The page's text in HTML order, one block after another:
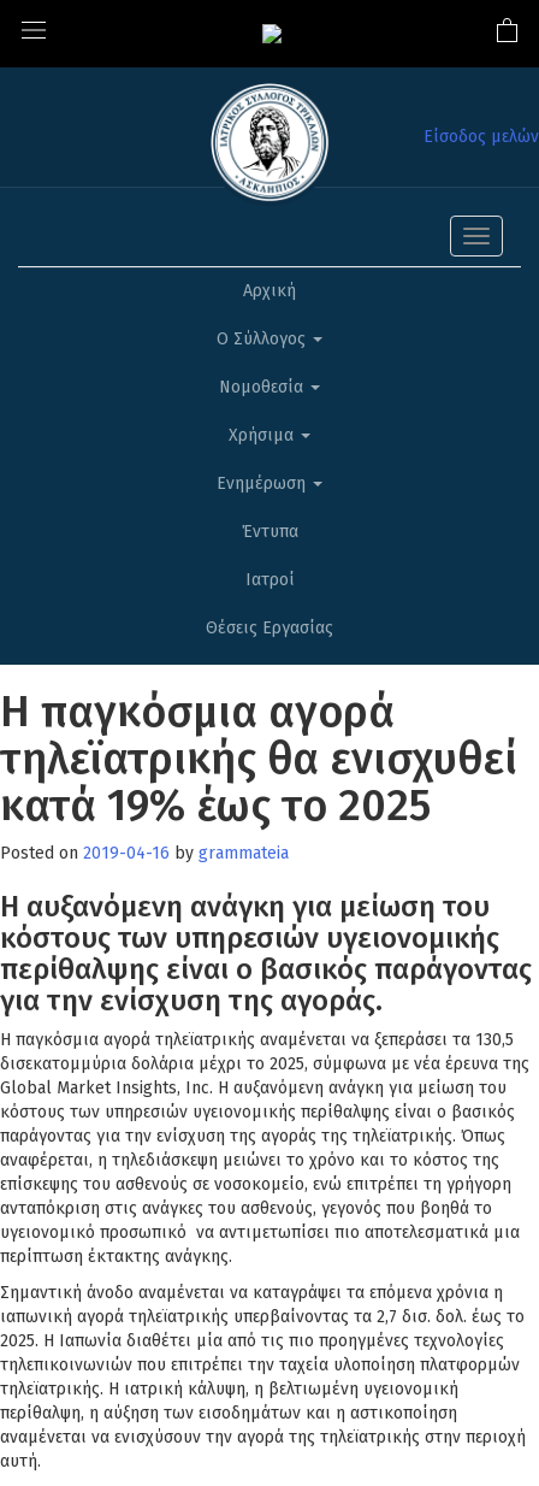
Είσοδος μελών
Toggle
Αρχική
Ο Σύλλογος
Νομοθεσία
Χρήσιμα
Ενημέρωση
Έντυπα
Ιατροί
Θέσεις Εργασίας
Η παγκόσμια αγορά
τηλεϊατρικής θα ενισχυθεί
κατά 19% έως το 2025
Posted on 2019-04-16 by grammateia
Η αυξανόμενη ανάγκη για μείωση του
κόστους των υπηρεσιών υγειονομικής
περίθαλψης είναι ο βασικός παράγοντας
για την ενίσχυση της αγοράς.
Η παγκόσμια αγορά τηλεϊατρικής αναμένεται να ξεπεράσει τα 130,5
δισεκατομμύρια δολάρια μέχρι το 2025, σύμφωνα με νέα έρευνα της
Global Market Insights, Inc. Η αυξανόμενη ανάγκη για μείωση του
κόστους των υπηρεσιών υγειονομικής περίθαλψης είναι ο βασικός
παράγοντας για την ενίσχυση της αγοράς της τηλεϊατρικής. Όπως
αναφέρεται, η τηλεδιάσκεψη μειώνει το χρόνο και το κόστος της
επίσκεψης του ασθενούς σε νοσοκομείο, ενώ επιτρέπει τη γρήγορη
ανταπόκριση στις ανάγκες του ασθενούς, γεγονός που βοηθά το
υγειονομικό προσωπικό να αντιμετωπίσει πιο αποτελεσματικά μια
περίπτωση έκτακτης ανάγκης.
Σημαντική άνοδο αναμένεται να καταγράψει τα επόμενα χρόνια η
ιαπωνική αγορά τηλεϊατρικής υπερβαίνοντας τα 2,7 δισ. δολ. έως το
2025. Η Ιαπωνία διαθέτει μία από τις πιο προηγμένες τεχνολογίες
τηλεπικοινωνιών που επιτρέπει την ταχεία υλοποίηση πλατφορμών
τηλεϊατρικής. Η ιατρική κάλυψη, η βελτιωμένη υγειονομική
περίθαλψη, η αύξηση των εισοδημάτων και η αστικοποίηση
αναμένεται να ενισχύσουν την αγορά της τηλεϊατρικής στην περιοχή
αυτή.